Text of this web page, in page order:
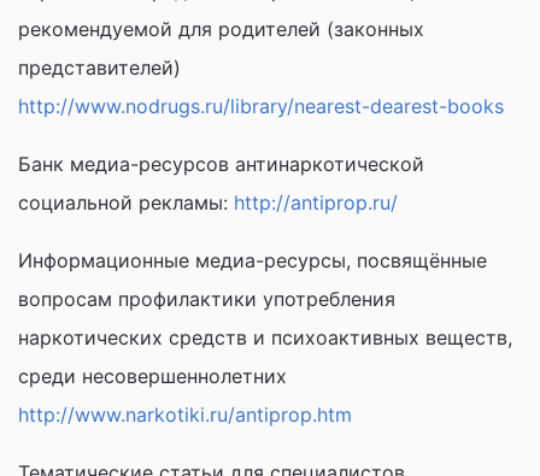
рекомендуемой для родителей (законных
представителей)
http://www.nodrugs.ru/library/nearest-dearest-books
Банк медиа-ресурсов антинаркотической
социальной рекламы: http://antiprop.ru/
Информационные медиа-ресурсы, посвящённые
вопросам профилактики употребления
наркотических средств и психоактивных веществ,
среди несовершеннолетних
http://www.narkotiki.ru/antiprop.htm